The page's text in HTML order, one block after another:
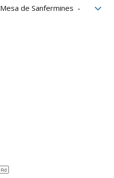
Mesa de Sanfermines